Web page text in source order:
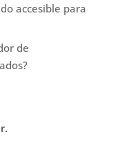
accesible para
de